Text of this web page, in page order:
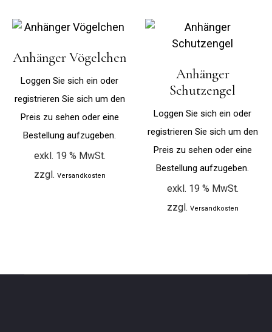
Anhänger Vögelchen
Loggen Sie sich ein oder
registrieren Sie sich um den
Preis zu sehen oder eine
Bestellung aufzugeben.
exkl. 19 % MwSt.
zzgl. Versandkosten
Anhänger
Schutzengel
Loggen Sie sich ein oder
registrieren Sie sich um den
Preis zu sehen oder eine
Bestellung aufzugeben.
exkl. 19 % MwSt.
zzgl. Versandkosten